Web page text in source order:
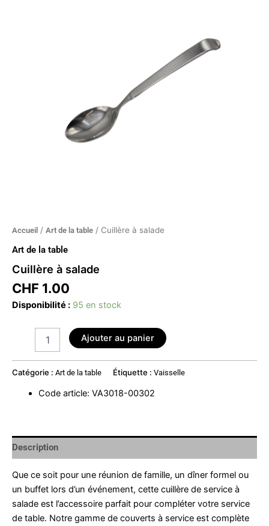
Accueil / Art de la table / Cuillère à salade
Art de la table
Cuillère à salade
CHF 1.00
Disponibilité : 95 en stock
Ajouter au panier
Catégorie : Art de la table Étiquette : Vaisselle
Code article: VA3018-00302
Description
Que ce soit pour une réunion de famille, un dîner formel ou
un buffet lors d’un événement, cette cuillère de service à
salade est l’accessoire parfait pour compléter votre service
de table. Notre gamme de couverts à service est complète